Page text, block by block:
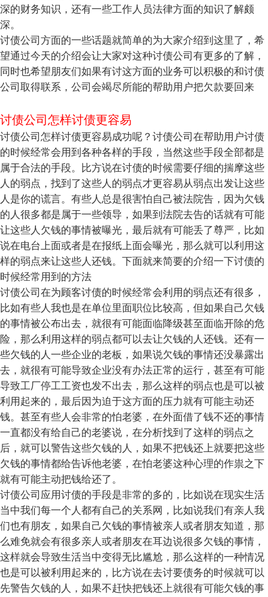
深的财务知识，还有一些工作人员法律方面的知识了解颇
深。
讨债公司方面的一些话题就简单的为大家介绍到这里了，希
望通过今天的介绍会让大家对这种讨债公司有更多的了解，
同时也希望朋友们如果有讨这方面的业务可以积极的和讨债
公司取得联系，公司会竭尽所能的帮助用户把欠款要回来
讨债公司怎样讨债更容易
讨债公司怎样讨债更容易成功呢？讨债公司在帮助用户讨债
的时候经常会用到各种各样的手段，当然这些手段全部都是
属于合法的手段。比方说在讨债的时候需要仔细的揣摩这些
人的弱点，找到了这些人的弱点才更容易从弱点出发让这些
人是你的谎言。有些人总是很害怕自己被法院告，因为欠钱
的人很多都是属于一些领导，如果到法院去告的话就有可能
让这些人欠钱的事情被曝光，最后就有可能丢了尊严，比如
说在电台上面或者是在报纸上面会曝光，那么就可以利用这
样的弱点来让这些人还钱。下面就来简要的介绍一下讨债的
时候经常用到的方法
讨债公司在为顾客讨债的时候经常会利用的弱点还有很多，
比如有些人我也是在单位里面职位比较高，但如果自己欠钱
的事情被公布出去，就很有可能面临降级甚至面临开除的危
险，那么利用这样的弱点都可以去让欠钱的人还钱。还有一
些欠钱的人一些企业的老板，如果说欠钱的事情还没暴露出
去，就很有可能导致企业没有办法正常的运行，甚至有可能
导致工厂停工工资也发不出去，那么这样的弱点也是可以被
利用起来的，最后因为迫于这方面的压力就有可能主动还
钱。甚至有些人会非常的怕老婆，在外面借了钱不还的事情
一直都没有给自己的老婆说，在分析找到了这样的弱点之
后，就可以警告这些欠钱的人，如果不把钱还上就要把这些
欠钱的事情都给告诉他老婆，在怕老婆这种心理的作祟之下
就有可能主动把钱给还了。
讨债公司应用讨债的手段是非常的多的，比如说在现实生活
当中我们每一个人都有自己的关系网，比如说我们有亲人我
们也有朋友，如果自己欠钱的事情被亲人或者朋友知道，那
么难免就会有很多亲人或者朋友在耳边说很多欠钱的事情，
这样就会导致生活当中变得无比尴尬，那么这样的一种情况
也是可以被利用起来的，比方说在去讨要债务的时候就可以
先警告欠钱的人，如果不赶快把钱还上就很有可能欠钱的事